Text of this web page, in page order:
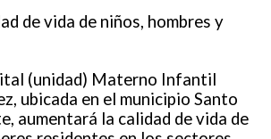
de vida de niños, hombres y
(unidad) Materno Infantil
ubicada en el municipio Santo
aumentará la calidad de vida de